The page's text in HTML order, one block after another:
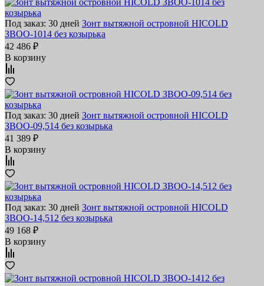
Под заказ: 30 дней Зонт вытяжной островной HICOLD
ЗВОО-1014 без козырька
42 486 ₽
В корзину
Под заказ: 30 дней Зонт вытяжной островной HICOLD
ЗВОО-09,514 без козырька
41 389 ₽
В корзину
Под заказ: 30 дней Зонт вытяжной островной HICOLD
ЗВОО-14,512 без козырька
49 168 ₽
В корзину